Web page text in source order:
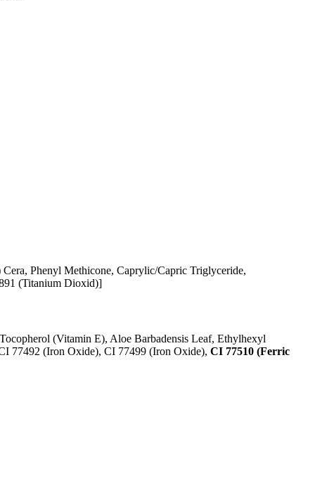
Phenyl Methicone, Caprylic/Capric Triglyceride,
(Titanium Dioxid)]
(Vitamin E), Aloe Barbadensis Leaf, Ethylhexyl
77492 (Iron Oxide), CI 77499 (Iron Oxide), CI 77510 (Ferric